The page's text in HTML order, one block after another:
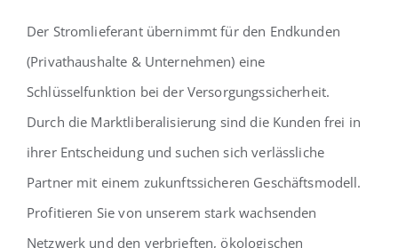
Der Stromlieferant übernimmt für den Endkunden
(Privathaushalte & Unternehmen) eine
Schlüsselfunktion bei der Versorgungssicherheit.
Durch die Marktliberalisierung sind die Kunden frei in
ihrer Entscheidung und suchen sich verlässliche
Partner mit einem zukunftssicheren Geschäftsmodell.
Profitieren Sie von unserem stark wachsenden
Netzwerk und den verbrieften, ökologischen